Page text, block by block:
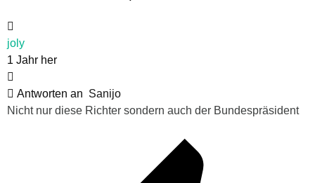
joly
1 Jahr her
Antworten an Sanijo
Nicht nur diese Richter sondern auch der Bundespräsident